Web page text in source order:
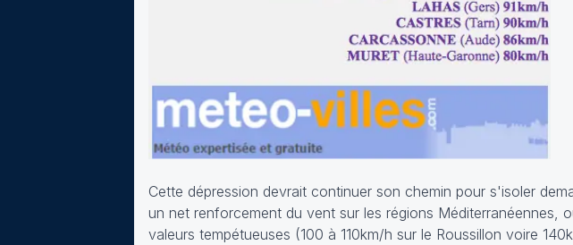
Cette dépression devrait continuer son chemin pour s'isoler
un net renforcement du vent sur les régions Méditerranéennes,
valeurs tempétueuses (100 à 110km/h sur le Roussillon voire